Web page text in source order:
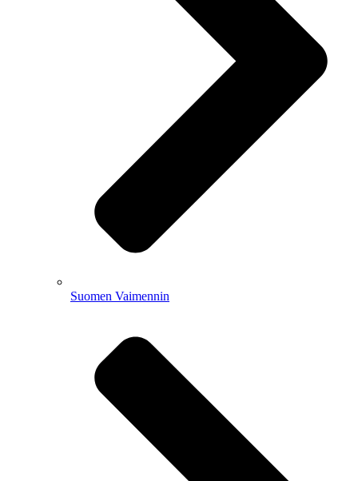
Suomen Vaimennin